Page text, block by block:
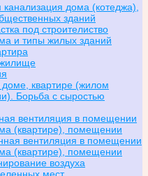
канализация дома (котеджа),
зданий
под строителиство
и типы жилых зданий
квартире (жилом
Борьба с сыростью
вентиляция в помещении
(квартире), помещении
вентиляция в помещении
(квартире), помещении
воздуха